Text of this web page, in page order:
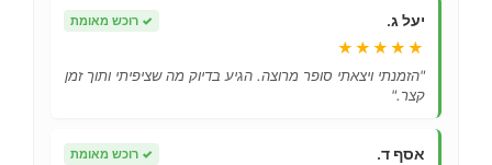
יעל ג. ✓ רוכש מאומת
★★★★★
"הזמנתי ויצאתי סופר מרוצה. הגיע בדיוק מה שציפיתי ותוך זמן
קצר."
אסף ד. ✓ רוכש מאומת